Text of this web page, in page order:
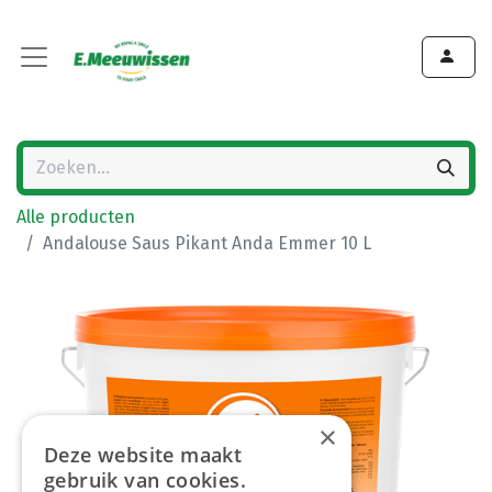
Alle producten
Andalouse Saus Pikant Anda Emmer 10 L
×
Deze website maakt
gebruik van cookies.